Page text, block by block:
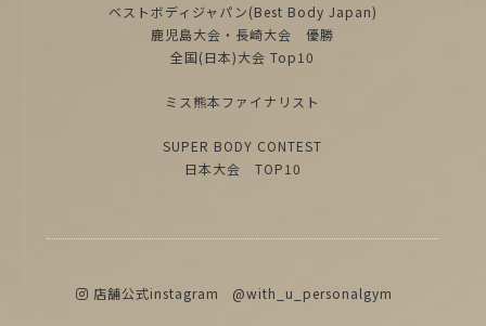
ベストボディジャパン(Best Body Japan)
鹿児島大会・長崎大会 優勝
全国(日本)大会 Top10
ミス熊本ファイナリスト
SUPER BODY CONTEST
日本大会 TOP10
店舗公式instagram @with_u_personalgym